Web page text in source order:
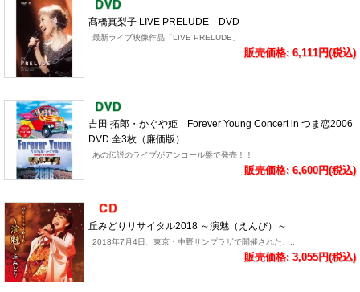
髙橋真梨子 LIVE PRELUDE DVD
最新ライブ映像作品「LIVE PRELUDE」
販売価格: 6,111円(税込)
吉田 拓郎・かぐや姫 Forever Young Concert in つま恋2006
DVD 全3枚（廉価版）
あの伝説のライブがアンコール盤で発売！！
販売価格: 6,600円(税込)
丘みどりリサイタル2018 ～演魅（えんび）～
2018年7月4日、東京・中野サンプラザで開催された、..
販売価格: 3,055円(税込)